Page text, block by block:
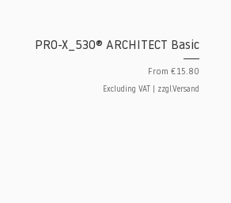
PRO-X_530® ARCHITECT Basic
From €15.80
Sale Price
Excluding VAT zzgl.Versand